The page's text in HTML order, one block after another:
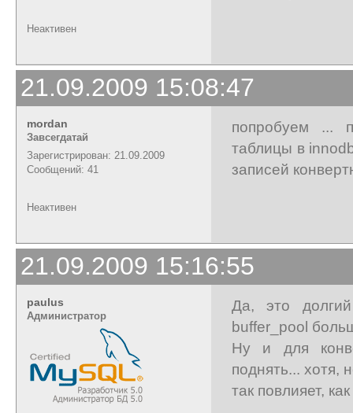
Неактивен
21.09.2009 15:08:47
mordan
Завсегдатай
Зарегистрирован: 21.09.2009
Сообщений: 41
попробуем ...
таблицы в
записей
Неактивен
21.09.2009 15:16:55
paulus
Администратор
Да, это
buffer_pool
Ну и для
поднять... хотя,
так повлияет,